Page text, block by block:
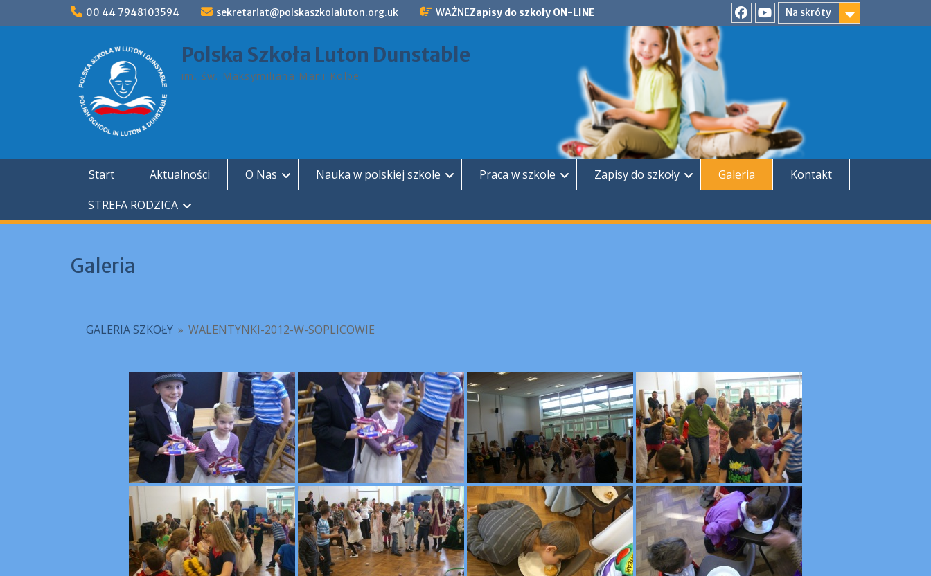
00 44 7948103594 sekretariat@polskaszkolaluton.org.uk WAŻNEZapisy do szkoły ON-LINE
Na skróty
FacebookYouTube
Polska Szkoła Luton Dunstable
im. św. Maksymiliana Marii Kolbe
Start Aktualności O Nas Nauka w polskiej szkole Praca w szkole Zapisy do szkoły Galeria
Kontakt
STREFA RODZICA
Galeria
GALERIA SZKOŁY » WALENTYNKI-2012-W-SOPLICOWIE